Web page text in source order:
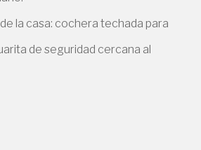
la casa: cochera techada para
de seguridad cercana al